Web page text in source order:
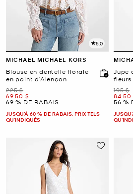
5.0
MICHAEL MICHAEL KORS
Blouse en dentelle florale
en point d’Alençon
était
225 $
maintenant
69.50 $
69 % DE RABAIS
JUSQU’À 60 % DE RABAIS. PRIX TELS
QU'INDIQUÉS
Jupe
était
195 $
84.50
56 %